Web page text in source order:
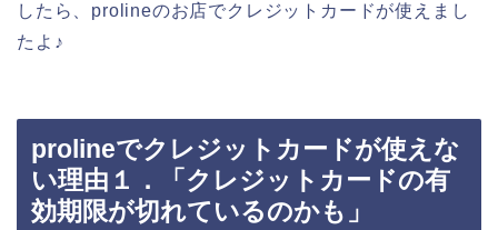
したら、prolineのお店でクレジットカードが使えまし
たよ♪
prolineでクレジットカードが使えな
い理由１．「クレジットカードの有
効期限が切れているのかも」